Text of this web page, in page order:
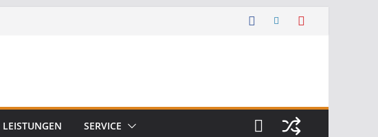
LEISTUNGEN SERVICE